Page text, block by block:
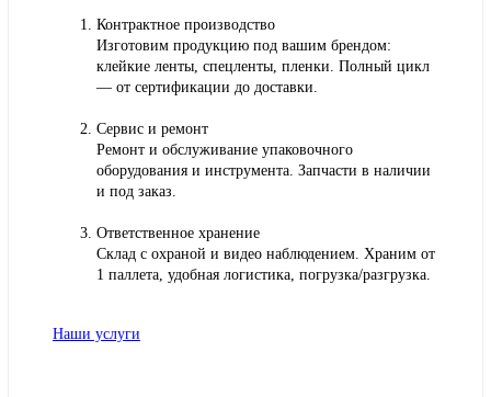
Контрактное производство
Изготовим продукцию под вашим брендом:
клейкие ленты, спецленты, пленки. Полный цикл
— от сертификации до доставки.
Сервис и ремонт
Ремонт и обслуживание упаковочного
оборудования и инструмента. Запчасти в наличии
и под заказ.
Ответственное хранение
Склад с охраной и видео наблюдением. Храним от
1 паллета, удобная логистика, погрузка/разгрузка.
Наши услуги